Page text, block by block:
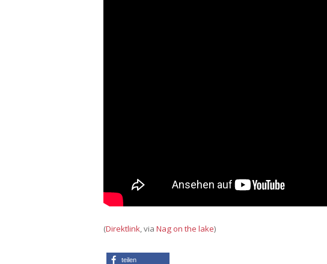
(Direktlink , via Nag on the lake)
teilen